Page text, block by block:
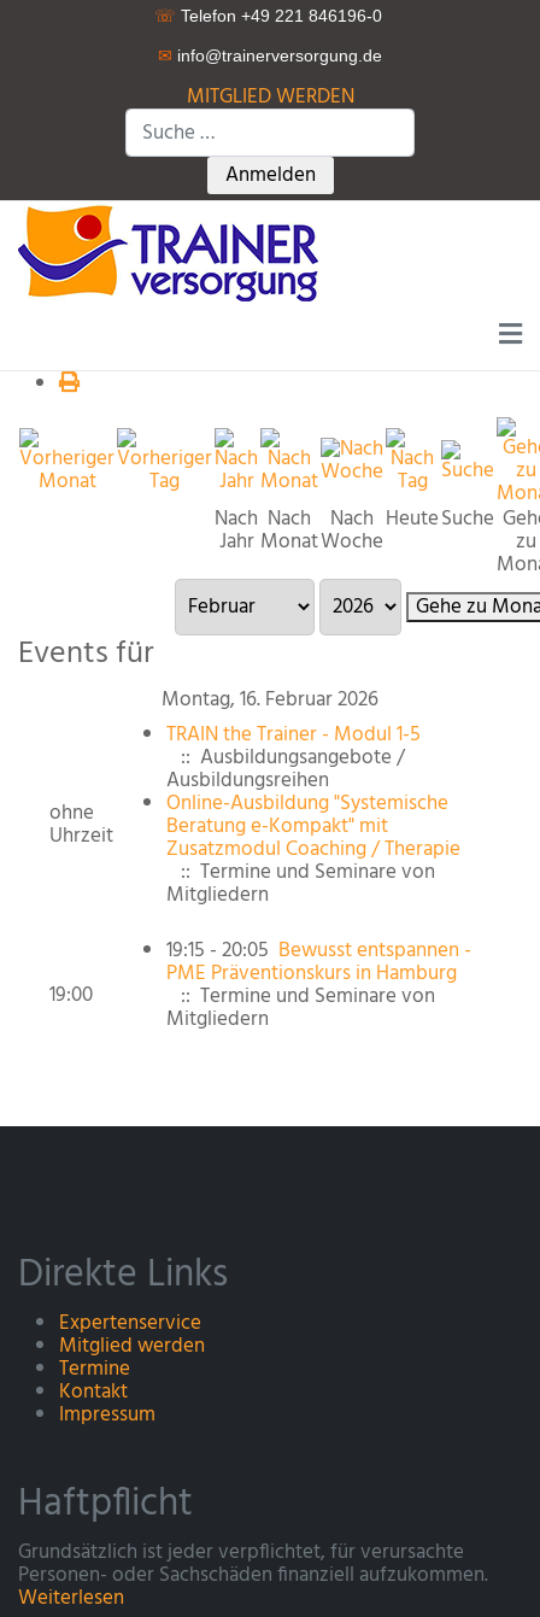
☏ Telefon +49 221 846196-0
✉ info@trainerversorgung.de
MITGLIED WERDEN
Suchen
Type 2 or more characters for
Anmelden
Nach
Jahr
Nach
Monat
Nach
Woche
HeuteSuche
zu
Gehe zu
Events für
Montag, 16. Februar 2026
ohne
Uhrzeit
TRAIN the Trainer - Modul 1-5
:: Ausbildungsangebote /
Ausbildungsreihen
Online-Ausbildung "Systemische
Beratung e-Kompakt" mit
Zusatzmodul Coaching / Therapie
:: Termine und Seminare von
Mitgliedern
19:00
19:15 - 20:05 Bewusst entspannen -
PME Präventionskurs in Hamburg
:: Termine und Seminare von
Mitgliedern
Direkte Links
Expertenservice
Mitglied werden
Termine
Kontakt
Impressum
Haftpflicht
Grundsätzlich ist jeder verpflichtet, für verursachte
Personen- oder Sachschäden finanziell aufzukommen.
Weiterlesen